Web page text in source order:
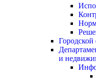
Городской
и